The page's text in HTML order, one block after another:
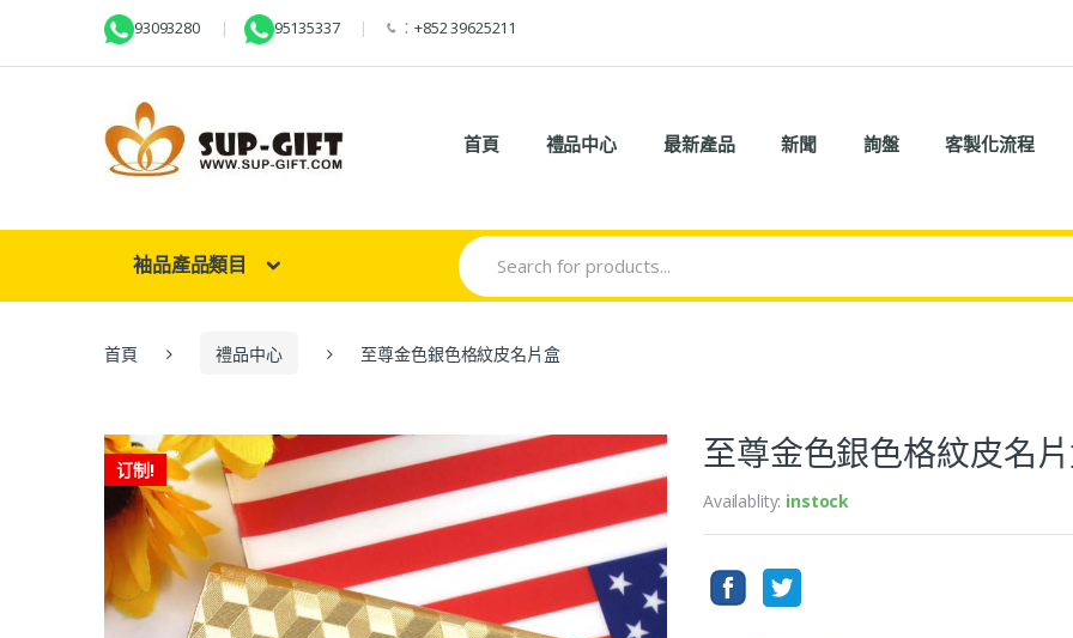
93093280 95135337 ：+852 39625211
首頁 禮品中心 最新產品 新聞 詢盤 客製化流程
袖品產品類目
Search
for:
首頁 禮品中心 至尊金色銀色格紋皮名片盒
订制! 至尊金色銀色格紋皮名
Availablity: instock